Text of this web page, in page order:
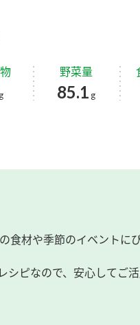
g
野菜量
85.1 g
食材や季節のイベントに
ピなので、安心してご活